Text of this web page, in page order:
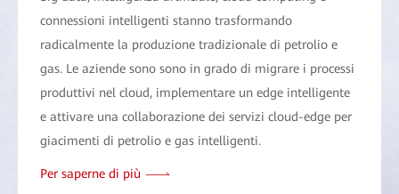
connessioni intelligenti stanno trasformando
radicalmente la produzione tradizionale di petrolio e
gas. Le aziende sono sono in grado di migrare i processi
produttivi nel cloud, implementare un edge intelligente
e attivare una collaborazione dei servizi cloud-edge per
giacimenti di petrolio e gas intelligenti.
Per saperne di più